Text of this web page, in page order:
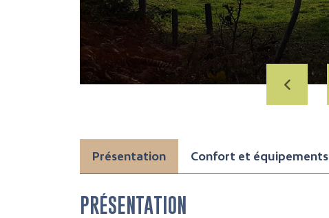
Présentation Confort et équipements
PRÉSENTATION